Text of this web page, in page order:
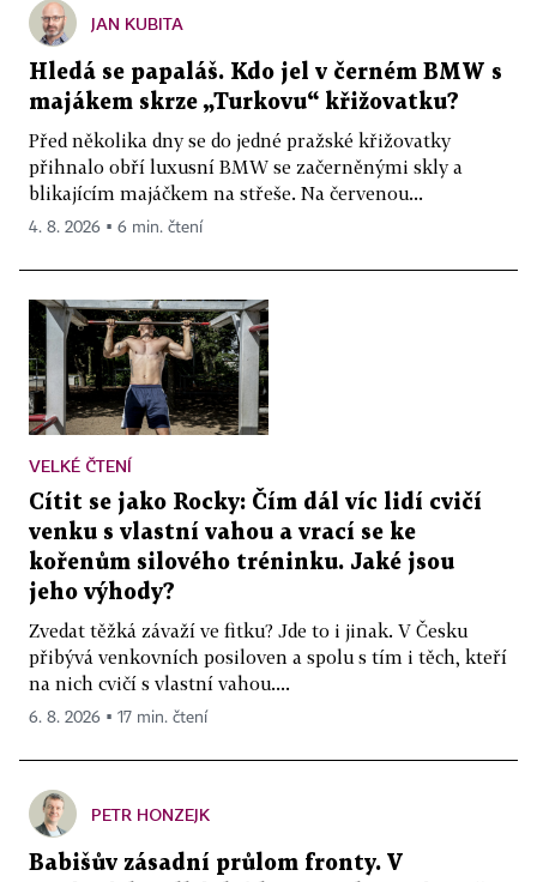
JAN KUBITA
Hledá se papaláš. Kdo jel v černém BMW s
majákem skrze „Turkovu“ křižovatku?
Před několika dny se do jedné pražské křižovatky
přihnalo obří luxusní BMW se začerněnými skly a
blikajícím majáčkem na střeše. Na červenou...
4. 8. 2026 ▪ 6 min. čtení
VELKÉ ČTENÍ
Cítit se jako Rocky: Čím dál víc lidí cvičí
venku s vlastní vahou a vrací se ke
kořenům silového tréninku. Jaké jsou
jeho výhody?
Zvedat těžká závaží ve fitku? Jde to i jinak. V Česku
přibývá venkovních posiloven a spolu s tím i těch, kteří
na nich cvičí s vlastní vahou....
6. 8. 2026 ▪ 17 min. čtení
PETR HONZEJK
Babišův zásadní průlom fronty. V